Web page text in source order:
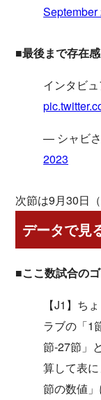
September
■最後まで存在
インタビ
— シャビ
2023
次節は9月30日
データで見
■ここ数試合の
【J1】ち
ラブの「1
節-27節」
算して表
節の数値